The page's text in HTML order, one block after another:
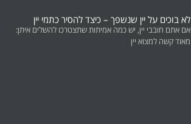
לא בוכים על יין שנשפך – כיצד להסיר כתמי יין
אם אתם חובבי יין, יש כמה אמיתות שתצטרכו להשלים איתן:
מאוד קשה למצוא יין